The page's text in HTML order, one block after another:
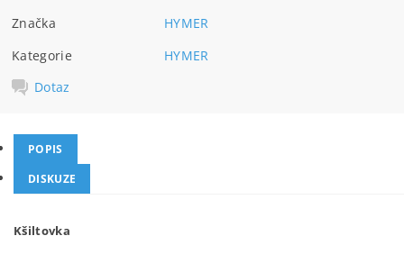
Značka
HYMER
Kategorie
HYMER
Dotaz
POPIS
DISKUZE
Kšiltovka